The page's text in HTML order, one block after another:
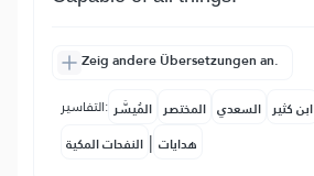
Zeig andere Übersetzungen an.
التفاسير: المُيسَّر المختصر السعدي ابن كثير
النفحات المكية | هدايات